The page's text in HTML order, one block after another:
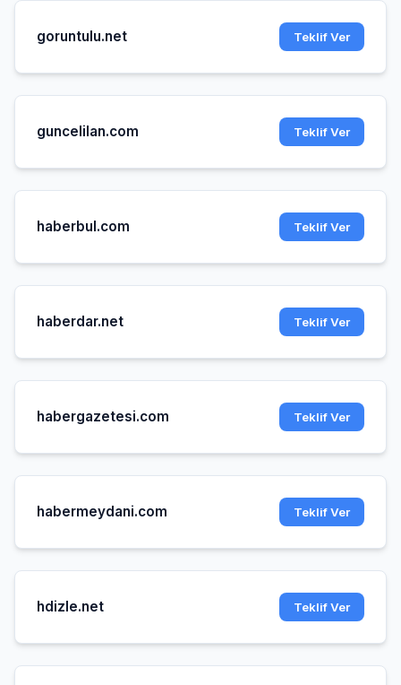
goruntulu.net Teklif Ver
guncelilan.com Teklif Ver
haberbul.com Teklif Ver
haberdar.net Teklif Ver
habergazetesi.com Teklif Ver
habermeydani.com Teklif Ver
hdizle.net Teklif Ver